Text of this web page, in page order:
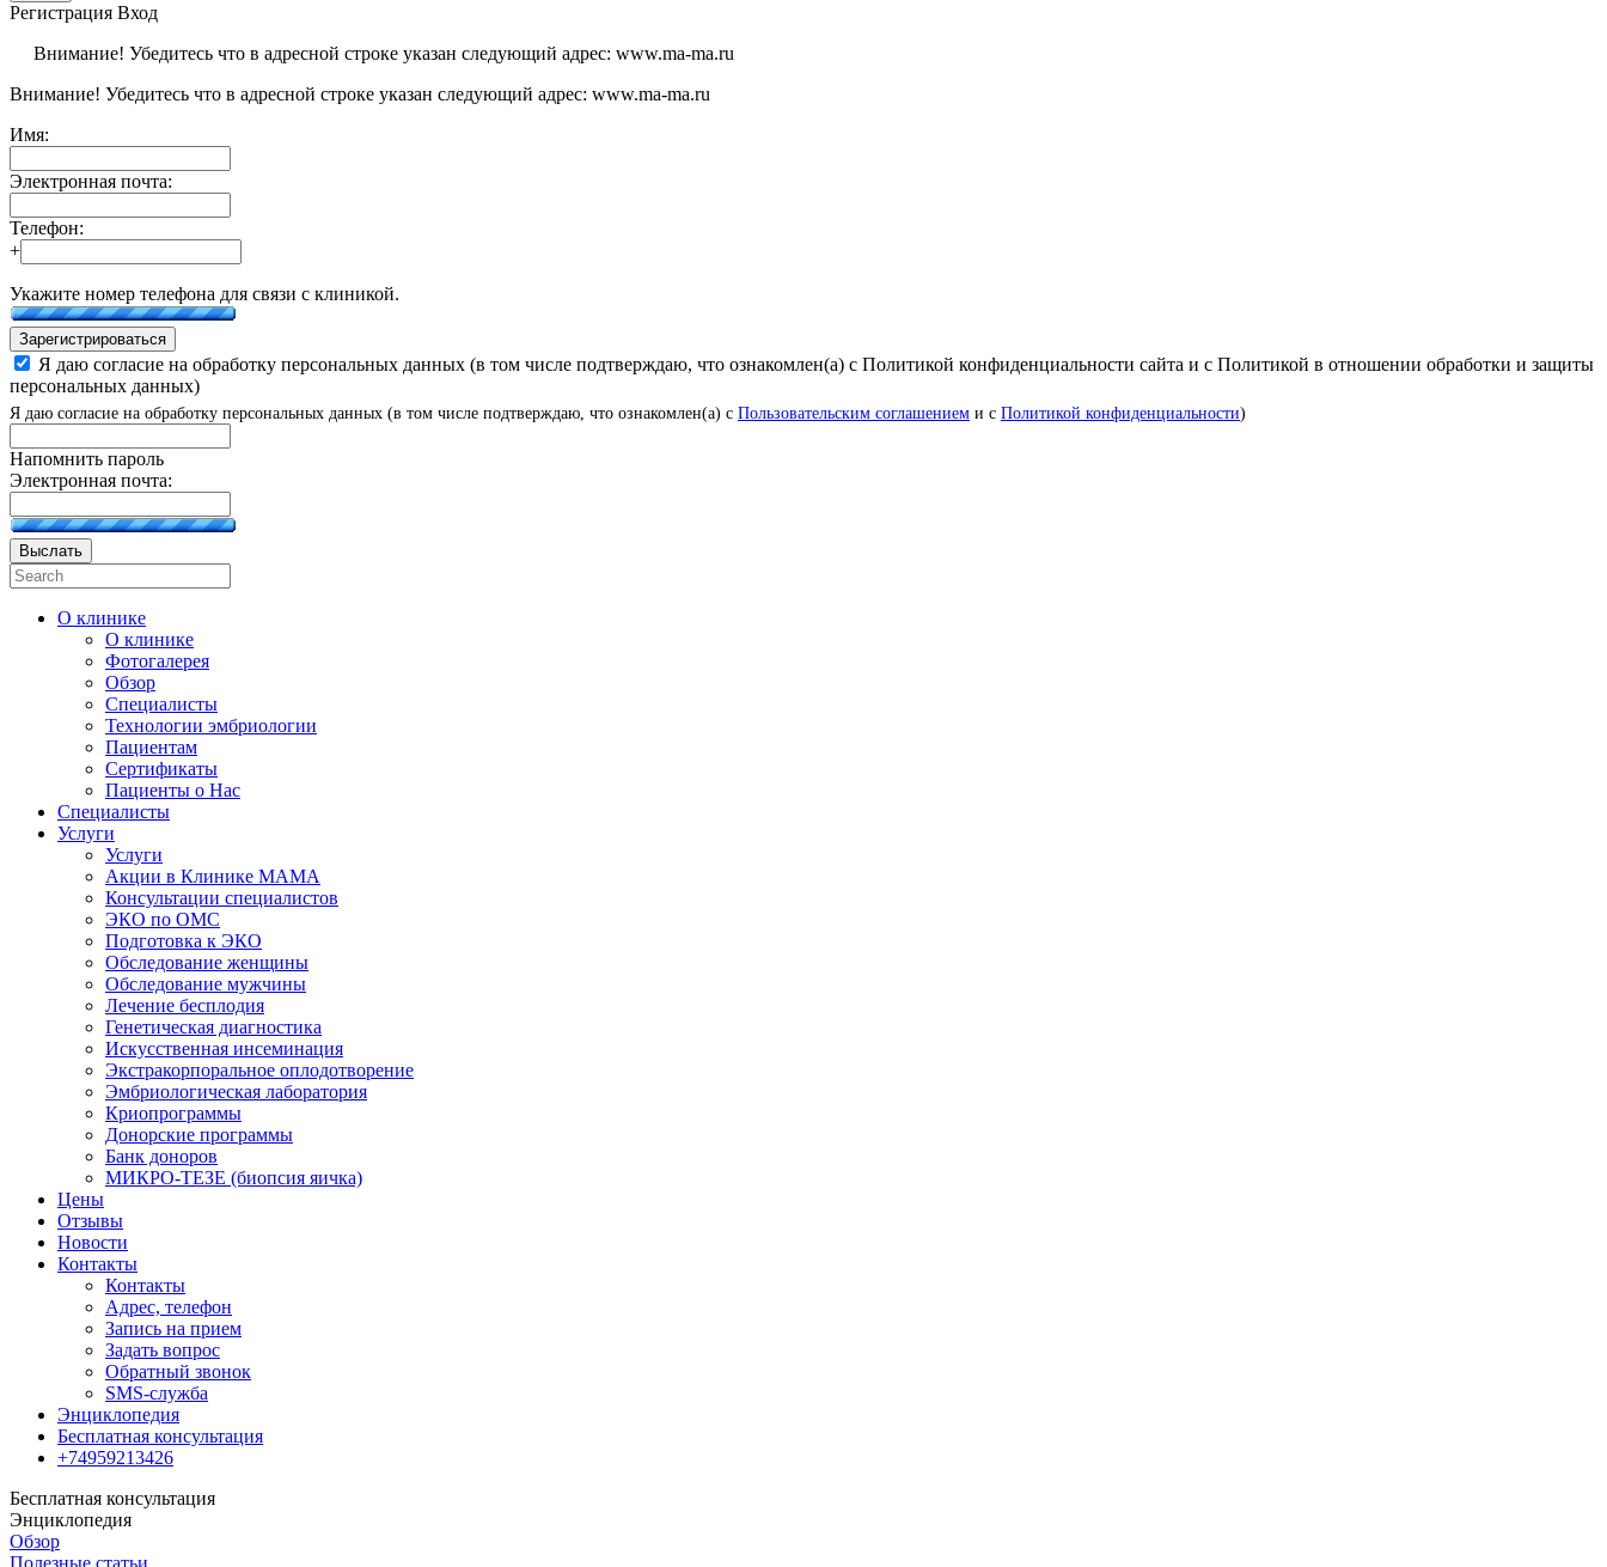
Регистрация Вход
Внимание! Убедитесь что в адресной строке указан следующий адрес: www.ma-ma.ru
Внимание! Убедитесь что в адресной строке указан следующий адрес: www.ma-ma.ru
Имя:
Электронная почта:
Телефон:
+
Укажите номер телефона для связи с клиникой.
Зарегистрироваться
Я даю согласие на обработку персональных данных (в том числе подтверждаю, что ознакомлен(а) с Политикой конфиденциальности сайта и с Политикой в отношении обработки и защиты
персональных данных)
Я даю согласие на обработку персональных данных (в том числе подтверждаю, что ознакомлен(а) с Пользовательским соглашением и с Политикой конфиденциальности)
Напомнить пароль
Электронная почта:
Выслать
О клинике
О клинике
Фотогалерея
Обзор
Специалисты
Технологии эмбриологии
Пациентам
Сертификаты
Пациенты о Нас
Специалисты
Услуги
Услуги
Акции в Клинике МАМА
Консультации специалистов
ЭКО по ОМС
Подготовка к ЭКО
Обследование женщины
Обследование мужчины
Лечение бесплодия
Генетическая диагностика
Искусственная инсеминация
Экстракорпоральное оплодотворение
Эмбриологическая лаборатория
Криопрограммы
Донорские программы
Банк доноров
МИКРО-ТЕЗЕ (биопсия яичка)
Цены
Отзывы
Новости
Контакты
Контакты
Адрес, телефон
Запись на прием
Задать вопрос
Обратный звонок
SMS-служба
Энциклопедия
Бесплатная консультация
+74959213426
Бесплатная консультация
Энциклопедия
Обзор
Полезные статьи